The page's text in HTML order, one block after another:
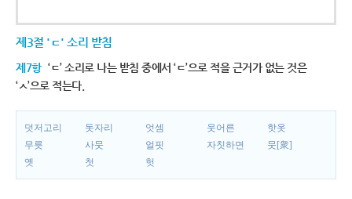
제3절 'ㄷ' 소리 받침
제7항 ‘ㄷ’ 소리로 나는 받침 중에서 ‘ㄷ’으로 적을 근거가 없는 것은
‘ㅅ’으로 적는다.
덧저고리 돗자리 엇셈 웃어른
핫옷
무릇
사뭇 얼핏 자칫하면
뭇[衆]
옛
첫 헛